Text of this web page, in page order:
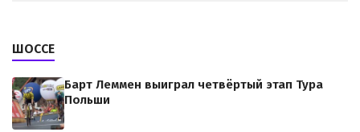
ШОССЕ
Барт Леммен выиграл четвёртый этап Тура
Польши